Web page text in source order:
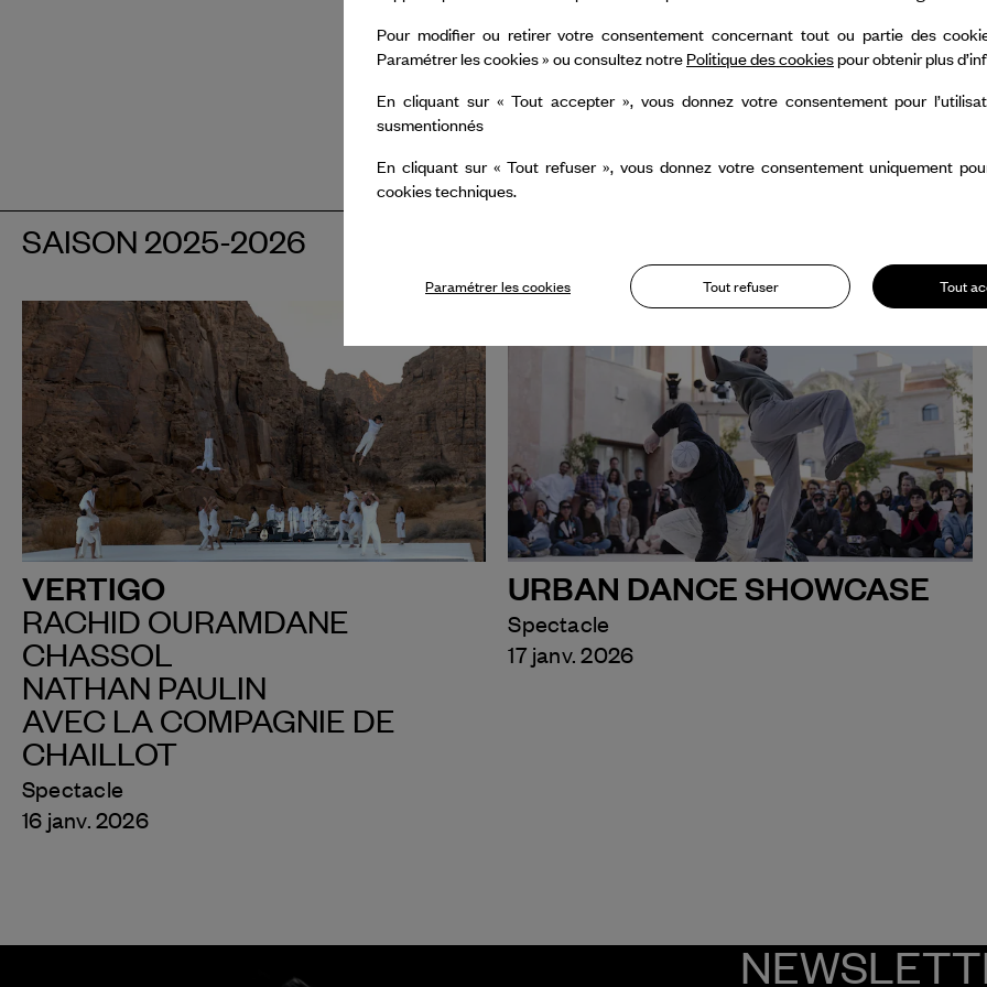
Kujoyama à Kyoto, la Casa de Velázquez à Madrid, la Villa
Inde. Elle prolonge la tradition de ces résidences artistiques
favorable à la création et encouragent le dialogue avec la
Le programme de la Villa Hegra s’articule autour de
SAISON 2025-2026
VERTIGO
RACHID OURAMDANE
CHASSOL
NATHAN PAULIN
AVEC LA COMPAGNIE DE
CHAILLOT
Spectacle
16 janv. 2026
URBAN DANCE SHOWCASE
Spectacle
17 janv. 2026
Pour modifier ou retirer votre consentement concernant tout ou partie des
Paramétrer les cookies » ou consultez notre Politique des cookiespour obtenir plus
En cliquant sur « Tout accepter », vous donnez votre consentement pour
susmentionnés
En cliquant sur « Tout refuser », vous donnez votre consentement uniquement
cookies techniques.
Paramétrer les cookies Tout refuser Tout